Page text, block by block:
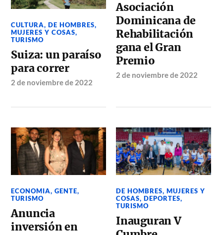
CULTURA,DE HOMBRES,
MUJERES Y COSAS,
TURISMO
Suiza: un paraíso
para correr
2 de noviembre de 2022
Asociación
Dominicana de
Rehabilitación
gana el Gran
Premio
2 de noviembre de 2022
ECONOMIA,GENTE,
TURISMO
Anuncia
inversión en
DE HOMBRES, MUJERES Y
COSAS,DEPORTES,
TURISMO
Inauguran V